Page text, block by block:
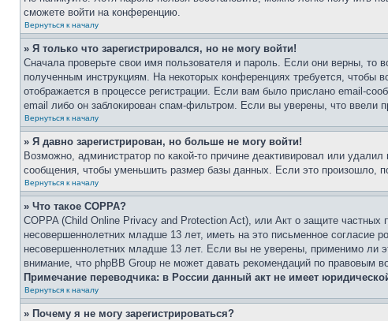
сможете войти на конференцию.
Вернуться к началу
» Я только что зарегистрировался, но не могу войти!
Сначала проверьте свои имя пользователя и пароль. Если они верны, то
полученным инструкциям. На некоторых конференциях требуется,
отображается в процессе регистрации. Если вам было прислано email-
email либо он заблокирован спам-фильтром. Если вы уверены, что ввели
Вернуться к началу
» Я давно зарегистрирован, но больше не могу войти!
Возможно, администратор по какой-то причине деактивировал или
сообщения, чтобы уменьшить размер базы данных. Если это произошло,
Вернуться к началу
» Что такое COPPA?
COPPA (Child Online Privacy and Protection Act), или Акт о защите
несовершеннолетних младше 13 лет, иметь на это письменное согласие
несовершеннолетних младше 13 лет. Если вы не уверены, применимо ли
внимание, что phpBB Group не может давать рекомендаций по правовым
Примечание переводчика: в России данный акт не имеет
Вернуться к началу
» Почему я не могу зарегистрироваться?